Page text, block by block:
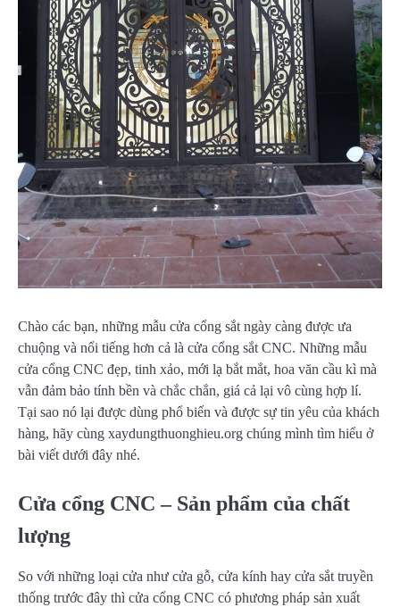
Chào các bạn, những mẫu cửa cổng sắt ngày càng được ưa
chuộng và nổi tiếng hơn cả là cửa cổng sắt CNC. Những mẫu
cửa cổng CNC đẹp, tinh xảo, mới lạ bắt mắt, hoa văn cầu kì mà
vẫn đảm bảo tính bền và chắc chắn, giá cả lại vô cùng hợp lí.
Tại sao nó lại được dùng phổ biến và được sự tin yêu của khách
hàng, hãy cùng xaydungthuonghieu.org chúng mình tìm hiểu ở
bài viết dưới đây nhé.
Cửa cổng CNC – Sản phẩm của chất
lượng
So với những loại cửa như cửa gỗ, cửa kính hay cửa sắt truyền
thống trước đây thì cửa cổng CNC có phương pháp sản xuất